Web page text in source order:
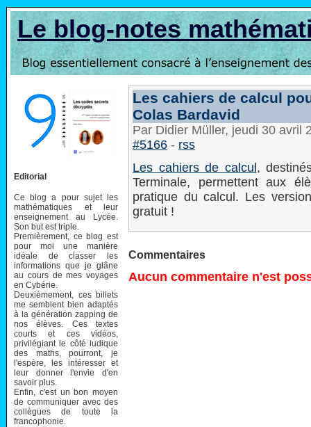
Le blog-notes
Editorial
Ce blog a pour sujet les
mathématiques et leur
enseignement au Lycée.
Son but est triple.
Premièrement, ce blog est
pour moi une manière
idéale de classer les
informations que je glâne
au cours de mes voyages
en Cybérie.
Deuxièmement, ces billets
me semblent bien adaptés
à la génération zapping de
nos élèves. Ces textes
courts et ces vidéos,
privilégiant le côté ludique
des maths, pourront, je
l'espère, les intéresser et
leur donner l'envie d'en
savoir plus.
Enfin, c'est un bon moyen
de communiquer avec des
collègues de toute la
francophonie.
Les cahiers de calcul
Colas Bardavid
Par Didier Müller, jeudi 30 avril
#5166 - rss
Les cahiers de calcul ,
Terminale, permettent aux
pratique du calcul. Les
gratuit !
Commentaires
Aucun commentaire n'est